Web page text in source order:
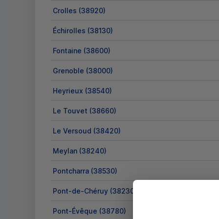
Crolles (38920)
Échirolles (38130)
Fontaine (38600)
Grenoble (38000)
Heyrieux (38540)
Le Touvet (38660)
Le Versoud (38420)
Meylan (38240)
Pontcharra (38530)
Pont-de-Chéruy (38230)
Pont-Évêque (38780)